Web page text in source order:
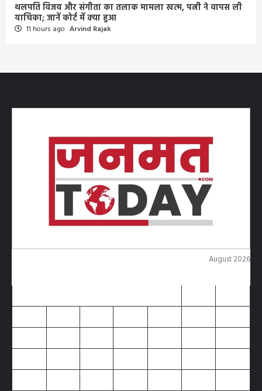
थलपति विजय और संगीता का तलाक मामला खत्म, पत्नी ने वापस ली
याचिका; जानें कोर्ट में क्या हुआ
11 hours ago Arvind Rajak
August 2026